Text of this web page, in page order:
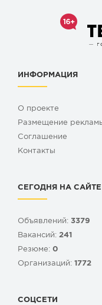
ИНФОРМАЦИЯ
О проекте
Размещение
Cоглашение
Контакты
СЕГОДНЯ НА САЙТЕ
Объявлений: 3379
Вакансий: 241
Резюме: 0
Организаций: 1772
СОЦСЕТИ